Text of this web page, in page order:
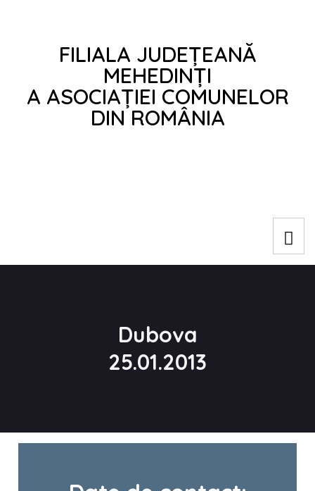
FILIALA JUDEȚEANĂ
MEHEDINȚI
A ASOCIAȚIEI COMUNELOR
DIN ROMÂNIA
Dubova
25.01.2013